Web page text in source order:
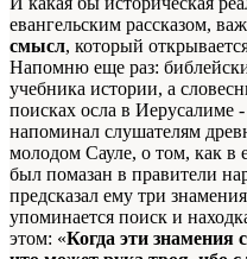
евангельским рассказом,
смысл, который
Напомню еще раз:
учебника истории, а
поисках осла в Иерусалиме
напоминал слушателям
молодом Сауле, о том, как в
был помазан в правители
предсказал ему три
упоминается поиск и
этом: «Когда эти знамения